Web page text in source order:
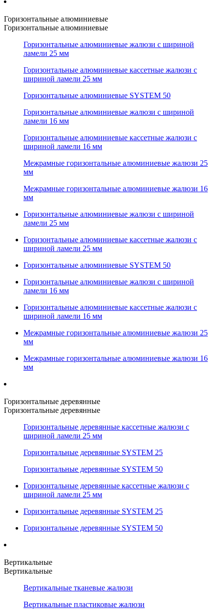
Горизонтальные алюминиевые
Горизонтальные алюминиевые
Горизонтальные алюминиевые жалюзи с шириной
ламели 25 мм
Горизонтальные алюминиевые кассетные жалюзи с
шириной ламели 25 мм
Горизонтальные алюминиевые SYSTEM 50
Горизонтальные алюминиевые жалюзи с шириной
ламели 16 мм
Горизонтальные алюминиевые кассетные жалюзи с
шириной ламели 16 мм
Межрамные горизонтальные алюминиевые жалюзи 25
мм
Межрамные горизонтальные алюминиевые жалюзи 16
мм
Горизонтальные алюминиевые жалюзи с шириной
ламели 25 мм
Горизонтальные алюминиевые кассетные жалюзи с
шириной ламели 25 мм
Горизонтальные алюминиевые SYSTEM 50
Горизонтальные алюминиевые жалюзи с шириной
ламели 16 мм
Горизонтальные алюминиевые кассетные жалюзи с
шириной ламели 16 мм
Межрамные горизонтальные алюминиевые жалюзи 25
мм
Межрамные горизонтальные алюминиевые жалюзи 16
мм
Горизонтальные деревянные
Горизонтальные деревянные
Горизонтальные деревянные кассетные жалюзи с
шириной ламели 25 мм
Горизонтальные деревянные SYSTEM 25
Горизонтальные деревянные SYSTEM 50
Горизонтальные деревянные кассетные жалюзи с
шириной ламели 25 мм
Горизонтальные деревянные SYSTEM 25
Горизонтальные деревянные SYSTEM 50
Вертикальные
Вертикальные
Вертикальные тканевые жалюзи
Вертикальные пластиковые жалюзи